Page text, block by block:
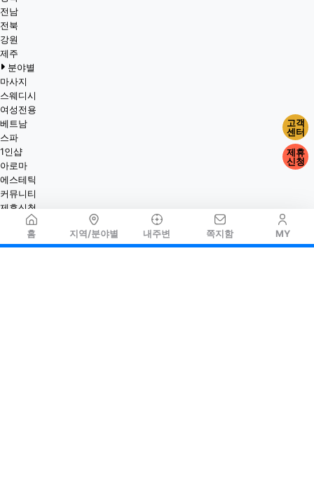
홈 지역/분야별 내주변 쪽지함 MY
전남
전북
강원
제주
분야별
마사지
스웨디시
여성전용
베트남
스파
1인샵
아로마
에스테틱
커뮤니티
제휴신청
고객
센터
제휴
신청